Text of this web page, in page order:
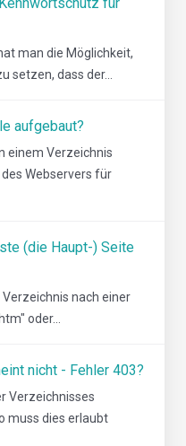
man die Möglichkeit,
setzen, dass der...
aufgebaut?
einem Verzeichnis
Webservers für
(die Haupt-) Seite
nach einer
oder...
nicht - Fehler 403?
Verzeichnisses
muss dies erlaubt